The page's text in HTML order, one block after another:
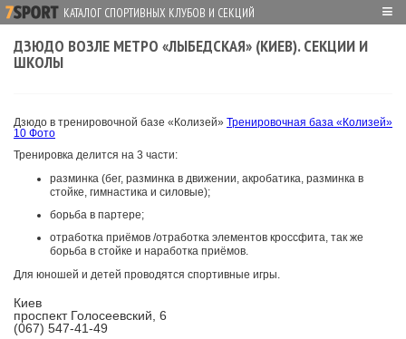
КАТАЛОГ СПОРТИВНЫХ КЛУБОВ И СЕКЦИЙ ≡
ДЗЮДО ВОЗЛЕ МЕТРО «ЛЫБЕДСКАЯ» (КИЕВ). СЕКЦИИ И
ШКОЛЫ
Дзюдо в тренировочной базе «Колизей» Тренировочная база «Колизей»
10 Фото
Тренировка делится на 3 части:
разминка (бег, разминка в движении, акробатика, разминка в
стойке, гимнастика и силовые);
борьба в партере;
отработка приёмов /отработка элементов кроссфита, так же
борьба в стойке и наработка приёмов.
Для юношей и детей проводятся спортивные игры.
Киев
проспект Голосеевский, 6
(067) 547-41-49